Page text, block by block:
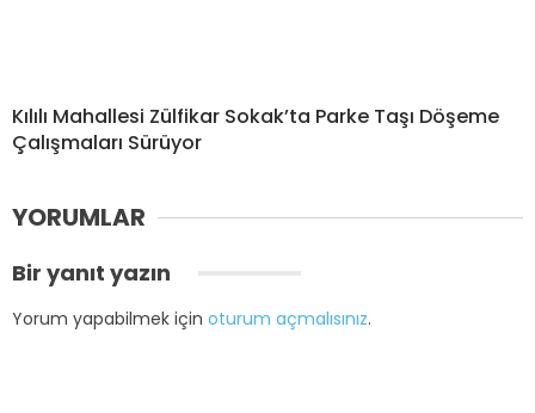
Kılılı Mahallesi Zülfikar Sokak’ta Parke Taşı Döşeme
Çalışmaları Sürüyor
YORUMLAR
Bir yanıt yazın
Yorum yapabilmek için oturum açmalısınız.